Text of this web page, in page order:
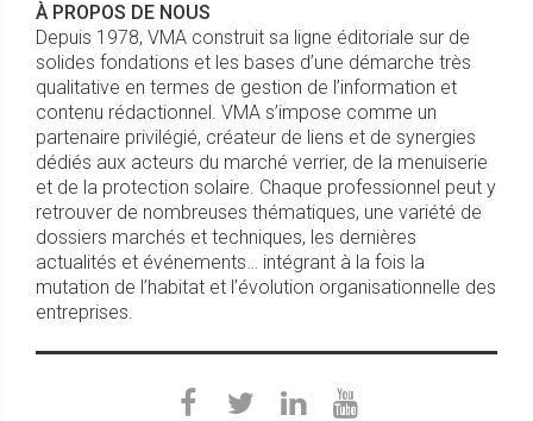
À PROPOS DE NOUS
Depuis 1978, VMA construit sa ligne éditoriale sur de
solides fondations et les bases d’une démarche très
qualitative en termes de gestion de l’information et
contenu rédactionnel. VMA s’impose comme un
partenaire privilégié, créateur de liens et de synergies
dédiés aux acteurs du marché verrier, de la menuiserie
et de la protection solaire. Chaque professionnel peut y
retrouver de nombreuses thématiques, une variété de
dossiers marchés et techniques, les dernières
actualités et événements… intégrant à la fois la
mutation de l’habitat et l’évolution organisationnelle des
entreprises.